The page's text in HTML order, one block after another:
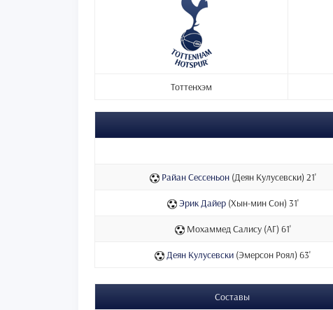
Тоттенхэм
Райан Сессеньон(Деян Кулусевски) 21'
Эрик Дайер(Хын-мин Сон) 31'
Мохаммед Салису (АГ) 61'
Деян Кулусевски (Эмерсон Роял) 63'
Составы